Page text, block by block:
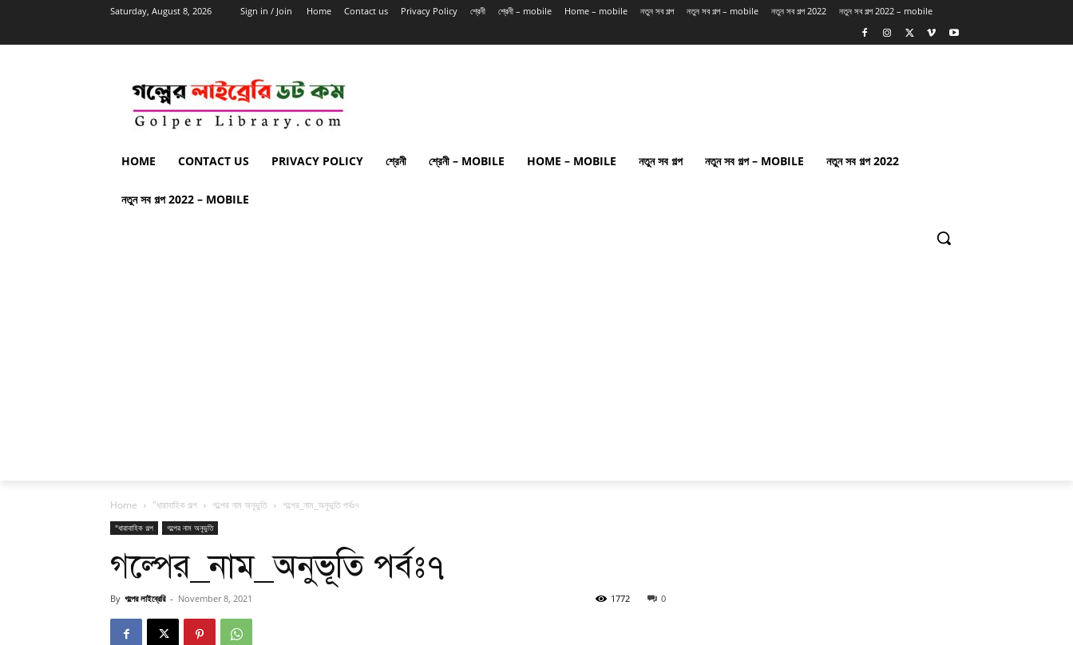
Saturday, August 8, 2026 Sign in / Join Home Contact us Privacy Policy শ্রেনী শ্রেনী – mobile Home – mobile নতুন সব গল্প নতুন সব গল্প – mobile নতুন সব গল্প 2022 নতুন সব গল্প 2022 – mobile
HOME CONTACT US PRIVACY POLICY শ্রেনী শ্রেনী – MOBILE HOME – MOBILE নতুন সব গল্প নতুন সব গল্প – MOBILE নতুন সব গল্প 2022
নতুন সব গল্প 2022 – MOBILE
Home "ধারাবাহিক গল্প গল্পের নাম অনূভুতি গল্পের_নাম_অনুভূতি পর্বঃ৭
"ধারাবাহিক গল্প গল্পের নাম অনূভুতি
গল্পের_নাম_অনুভূতি পর্বঃ৭
By গল্পের লাইব্রেরি - November 8, 2021 0
1772